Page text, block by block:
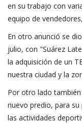
en su trabajo con
equipo de
En otro anunció se
julio, con "Suárez
la adquisición de un
nuestra ciudad y la
Por otro lado
nuevo predio, para
las actividades